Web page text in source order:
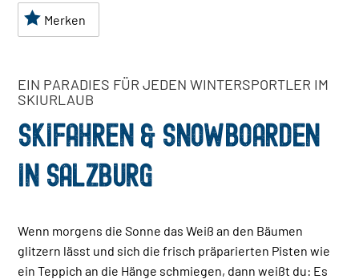
Merken
EIN PARADIES FÜR JEDEN WINTERSPORTLER IM
SKIURLAUB
SKIFAHREN & SNOWBOARDEN
IN SALZBURG
Wenn morgens die Sonne das Weiß an den Bäumen
glitzern lässt und sich die frisch präparierten Pisten wie
ein Teppich an die Hänge schmiegen, dann weißt du: Es